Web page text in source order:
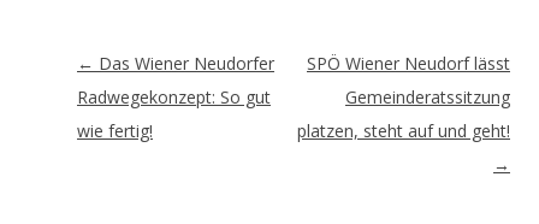
Artikel-
Navigation
← Das Wiener Neudorfer
Radwegekonzept: So gut
wie fertig!
SPÖ Wiener Neudorf lässt
Gemeinderatssitzung
platzen, steht auf und geht!
→